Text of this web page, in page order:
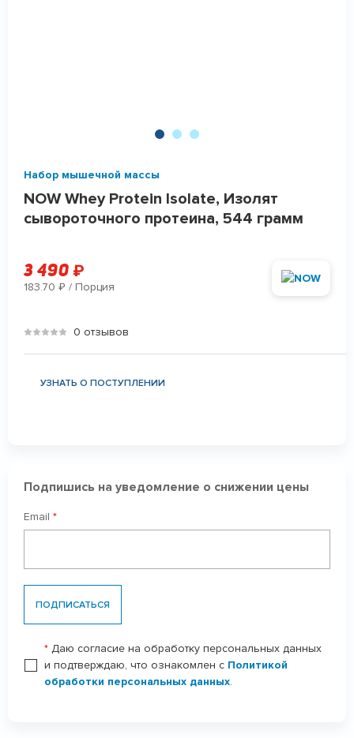
Набор мышечной массы
NOW Whey Protein Isolate, Изолят
сывороточного протеина, 544 грамм
3 490 ₽
183.70 ₽ / Порция
0 отзывов
УЗНАТЬ О ПОСТУПЛЕНИИ
Подпишись на уведомление о снижении цены
Email *
ПОДПИСАТЬСЯ
* Даю согласие на обработку персональных данных
и подтверждаю, что ознакомлен с Политикой
обработки персональных данных.